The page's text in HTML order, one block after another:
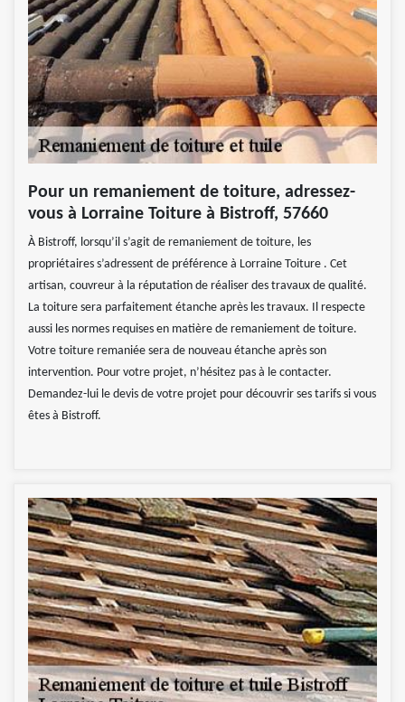
Pour un remaniement de toiture, adressez-
vous à Lorraine Toiture à Bistroff, 57660
À Bistroff, lorsqu’il s’agit de remaniement de toiture, les
propriétaires s’adressent de préférence à Lorraine Toiture . Cet
artisan, couvreur à la réputation de réaliser des travaux de qualité.
La toiture sera parfaitement étanche après les travaux. Il respecte
aussi les normes requises en matière de remaniement de toiture.
Votre toiture remaniée sera de nouveau étanche après son
intervention. Pour votre projet, n’hésitez pas à le contacter.
Demandez-lui le devis de votre projet pour découvrir ses tarifs si vous
êtes à Bistroff.